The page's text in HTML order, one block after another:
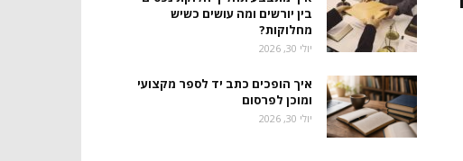
בין יורשים ומה עושים כשיש
מחלוקות?
יולי 30, 2026
איך הופכים כתב יד לספר מקצועי
ומוכן לפרסום
יולי 30, 2026